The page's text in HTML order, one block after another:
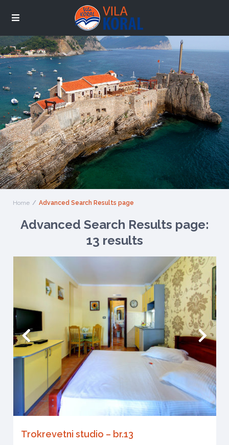
Home Advanced Search Results page
Advanced Search Results page:
13 results
Trokrevetni studio – br.13